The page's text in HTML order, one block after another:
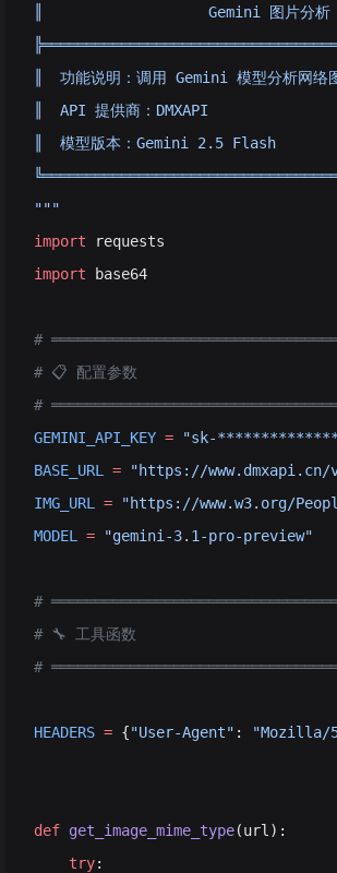
║                   Gemini 图片分
║  功能说明：调用 Gemini 模
║  API 提供商：DMXAPI
║  模型版本：Gemini 2.5
"""
import requests
import base64
#
# 📋 配置参数
#
GEMINI_API_KEY = "sk-
BASE_URL
= "https://www.dmxapi.cn/
IMG_URL
= "https://www.w3.org/
MODEL
= "gemini-3.1-pro-preview"
#
# 🔧 工具函数
#
HEADERS = {"User-Agent" : "Mozilla/
def get_image_mime_type(url):
    try
: